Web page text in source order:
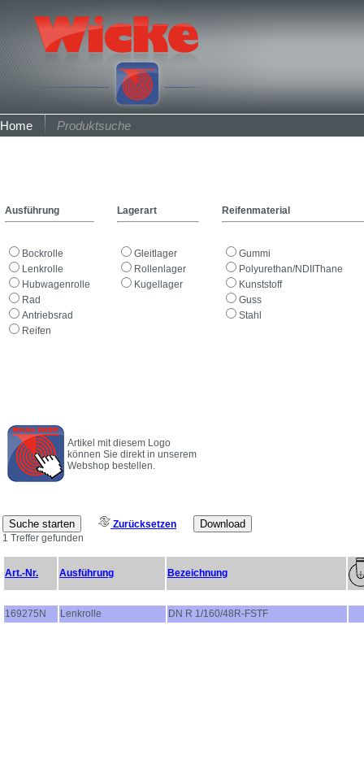
Home Produktsuche
Ausführung Lagerart Reifenmaterial
Bockrolle
Lenkrolle
Hubwagenrolle
Rad
Antriebsrad
Reifen
Gleitlager
Rollenlager
Kugellager
Gummi
Polyurethan/NDIIThane
Kunststoff
Guss
Stahl
Artikel mit diesem Logo
können Sie direkt in unserem
Webshop bestellen.
Zurücksetzen
1 Treffer gefunden
Art.-Nr. Ausführung Bezeichnung
169275N Lenkrolle DN R 1/160/48R-FSTF